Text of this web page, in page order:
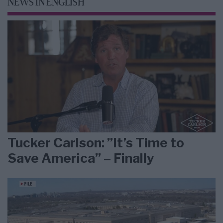
NEWS IN ENGLISH
Tucker Carlson: ”It’s Time to
Save America” – Finally